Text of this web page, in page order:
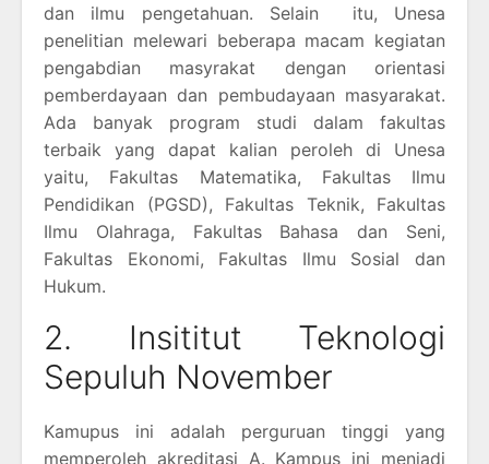
dan ilmu pengetahuan. Selain itu, Unesa
penelitian melewari beberapa macam kegiatan
pengabdian masyrakat dengan orientasi
pemberdayaan dan pembudayaan masyarakat.
Ada banyak program studi dalam fakultas
terbaik yang dapat kalian peroleh di Unesa
yaitu, Fakultas Matematika, Fakultas Ilmu
Pendidikan (PGSD), Fakultas Teknik, Fakultas
Ilmu Olahraga, Fakultas Bahasa dan Seni,
Fakultas Ekonomi, Fakultas Ilmu Sosial dan
Hukum.
2. Insititut Teknologi
Sepuluh November
Kamupus ini adalah perguruan tinggi yang
memperoleh akreditasi A. Kampus ini menjadi